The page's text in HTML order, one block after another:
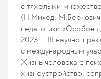
с тяжелыми
(Н.Михед,
педагогики «Особое
2023 — III научно-
с международным
Жизнь человека с
жизнеустройство,